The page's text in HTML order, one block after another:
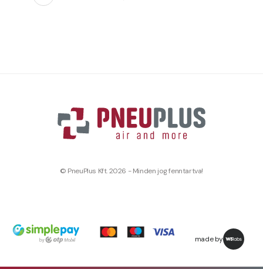
© PneuPlus Kft. 2026 - Minden jog fenntartva!
made by